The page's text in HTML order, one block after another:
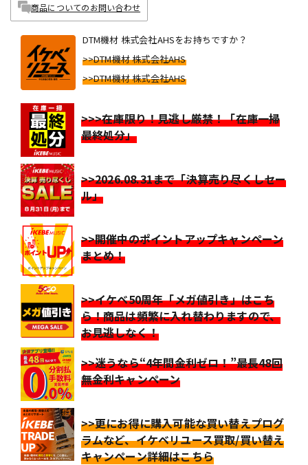
商品についてのお問い合わせ
DTM機材 株式会社AHSをお持ちですか？
>>DTM機材 株式会社AHS
>>DTM機材 株式会社AHS
>>>在庫限り！見逃し厳禁！「在庫一掃
最終処分」
>>2026.08.31まで「決算売り尽くしセー
ル」
>>開催中のポイントアップキャンペーン
まとめ！
>>イケベ50周年「メガ値引き」はこち
ら！商品は頻繁に入れ替わりますので、
お見逃しなく！
>>迷うなら“4年間金利ゼロ！”最長48回
無金利キャンペーン
>>更にお得に購入可能な買い替えプログ
ラムなど、イケベリユース買取/買い替え
キャンペーン詳細はこちら